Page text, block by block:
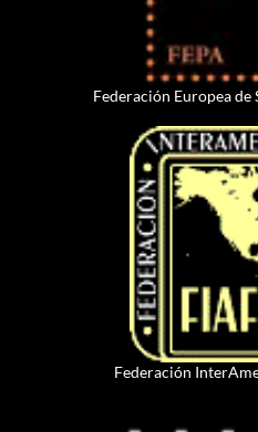
Federación Europea de
Federación